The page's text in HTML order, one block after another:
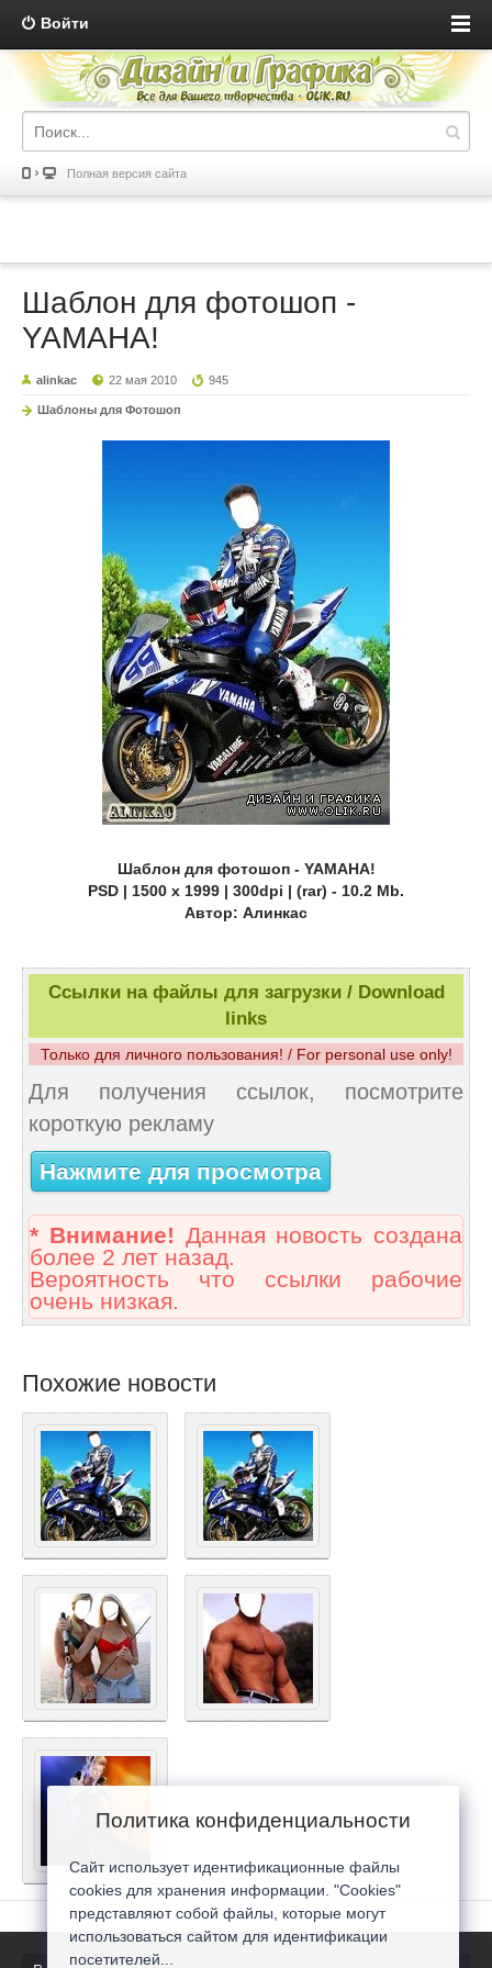
Войти
Полная версия сайта
Шаблон для фотошоп -
YAMAHA!
alinkac 22 мая 2010 945
Шаблоны для Фотошоп
Шаблон для фотошоп - YAMAHA!
PSD | 1500 x 1999 | 300dpi | (rar) - 10.2 Mb.
Автор: Алинкас
Ссылки на файлы для загрузки / Download
links
Только для личного пользования! / For personal use only!
Для получения ссылок, посмотрите
короткую рекламу
Нажмите для просмотра
* Внимание! Данная новость создана
более 2 лет назад.
Вероятность что ссылки рабочие
очень низкая.
Похожие новости
Политика конфиденциальности
Сайт использует идентификационные файлы
cookies для хранения информации. "Cookies"
представляют собой файлы, которые могут
использоваться сайтом для идентификации
посетителей...